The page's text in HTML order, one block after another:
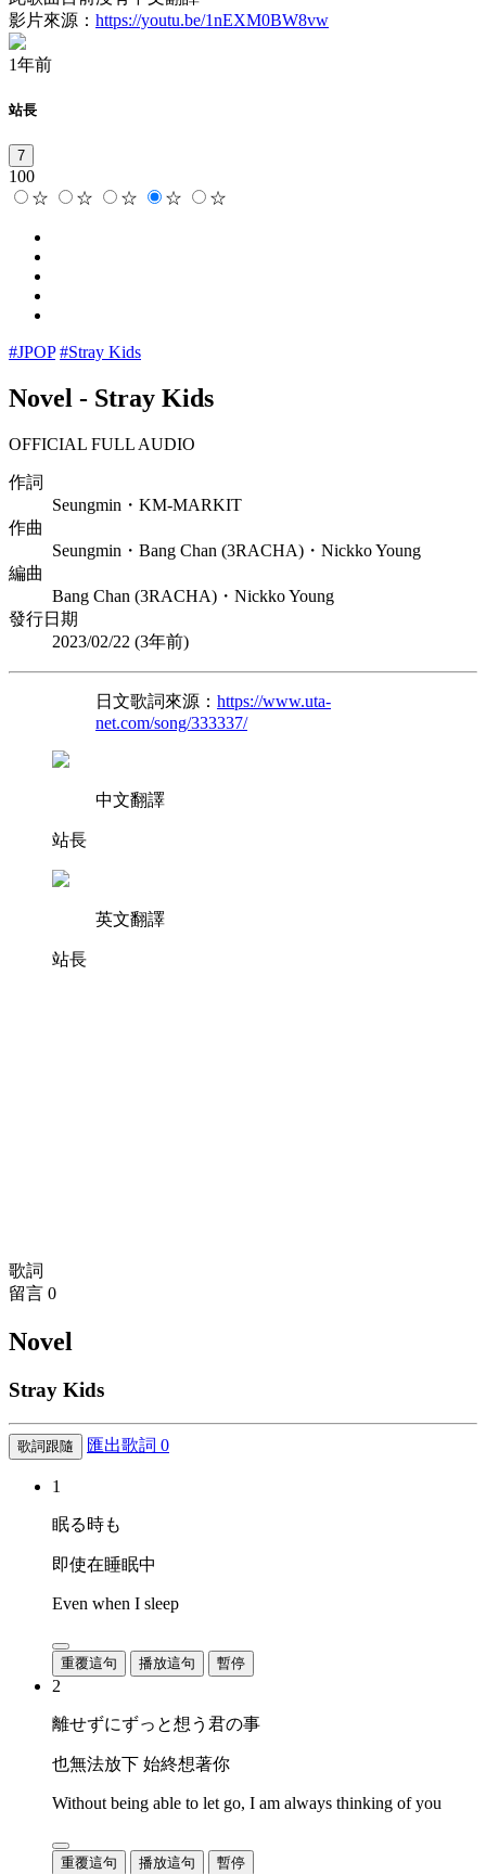
影片來源： https://youtu.be/1nEXM0BW8vw
1年前
站長
7
100
☆
☆ ☆ ☆ ☆
#JPOP #Stray Kids
Novel - Stray Kids
OFFICIAL FULL AUDIO
作詞
Seungmin・KM-MARKIT
作曲
Seungmin・Bang Chan (3RACHA)・Nickko Young
編曲
Bang Chan (3RACHA)・Nickko Young
發行日期
2023/02/22 (3年前)
日文歌詞來源： https://www.uta-
net.com/song/333337/
中文翻譯
站長
英文翻譯
站長
歌詞
留言 0
Novel
Stray Kids
歌詞跟隨 匯出歌詞 0
1
眠る時も
即使在睡眠中
Even when I sleep
重覆這句 播放這句 暫停
2
離せずにずっと想う君の事
也無法放下 始終想著你
Without being able to let go, I am always thinking of you
重覆這句 播放這句 暫停